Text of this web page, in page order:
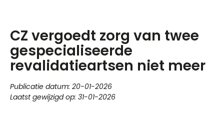
CZ vergoedt zorg van twee
gespecialiseerde
revalidatieartsen niet meer
Publicatie datum: 20-01-2026
Laatst gewijzigd op: 31-01-2026